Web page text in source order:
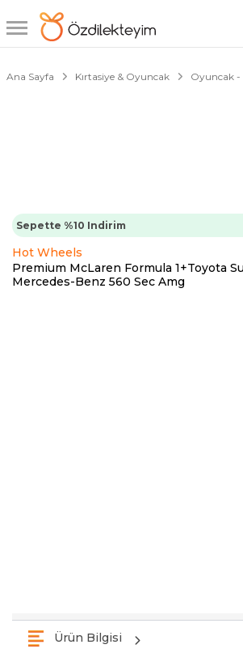
Ana Sayfa Kırtasiye & Oyuncak Oyuncak -
Sepette %10 Indirim
Hot Wheels
Premium McLaren Formula 1+Toyota
Mercedes-Benz 560 Sec Amg
1/1
Ürün Bilgisi